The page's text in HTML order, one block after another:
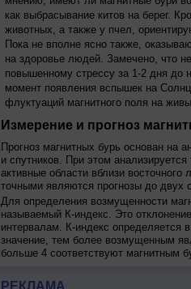
как выбрасывание китов на берег.
животных, а также у пчел,
Пока не вполне ясно также,
на здоровье людей. Замечено, что
повышенному стрессу за 1-2 дня до
момент появления вспышек на
флуктуаций магнитного поля на
Измерение и прогноз
Прогноз магнитных бурь основан на
и спутников. При этом
активные области вблизи
точными являются прогнозы до двух
Для определения возмущенности
называемый К-индекс. Это
интервалам. К-индекс определяется
значение, тем более возмущенным
больше 4 соответствуют магнитным
РЕКЛАМА